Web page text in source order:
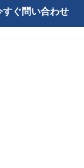
すぐ問い合わせ